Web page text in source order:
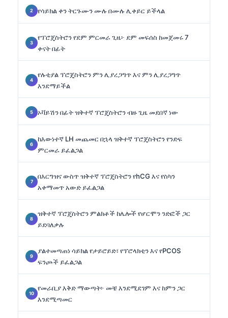
የሳይክል ቀን ትርጉሙን ሙሉ በሙሉ ሊቀይር ይችላል
የፕሮጄስትሮን የደም ምርመራ ጊዜ፦ ደም መፍሰስ ከመጀመሩ 7
ቀናት በፊት
የሉቲያል ፕሮጄስትሮን ምን ሊያረጋግጥ እና ምን ሊያረጋግጥ
እንደማይችል
ኦቫይሽን በፊት ዝቅተኛ ፕሮጄስትሮን ብዙ ጊዜ መደበኛ ነው
ከእውነተኛ LH መጨመር በኋላ ዝቅተኛ ፕሮጄስትሮን የንድፍ
ምርመራ ይፈልጋል
በእርግዝና ውስጥ ዝቅተኛ ፕሮጄስትሮን የhCG እና የስካን
አቀማመጥ አውድ ይፈልጋል
ዝቅተኛ ፕሮጄስትሮን ምልክቶች ከሌሎች የሆርሞን ንድፎች ጋር
ይደባለቃሉ
ያልተመጣጠነ ሳይክል የታይሮይድ፣ የፕሮላክቲን እና የPCOS
ፍንጮች ይፈልጋል
የመራቢያ እቅድ ማውጣት፦ መቼ እንደሚደገም እና ከምን ጋር
እንደሚጣመር